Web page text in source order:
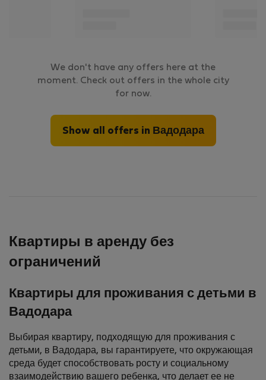
We don't have any offers here at the
moment. Check out offers in the whole city
for now.
Show all offers in Вадодара
Квартиры в аренду без
ограничений
Квартиры для проживания с детьми в
Вадодара
Выбирая квартиру, подходящую для проживания с
детьми, в Вадодара, вы гарантируете, что окружающая
среда будет способствовать росту и социальному
взаимодействию вашего ребенка, что делает ее не